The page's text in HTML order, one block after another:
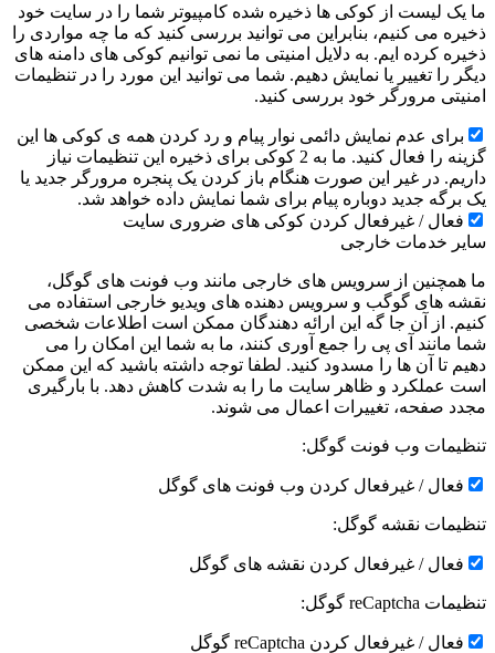
ما یک لیست از کوکی ها ذخیره شده کامپیوتر شما را در سایت خود
ذخیره می کنیم، بنابراین می توانید بررسی کنید که ما چه مواردی را
ذخیره کرده ایم. به دلایل امنیتی ما نمی توانیم کوکی های دامنه های
دیگر را تغییر یا نمایش دهیم. شما می توانید این مورد را در تنظیمات
امنیتی مرورگر خود بررسی کنید.
برای عدم نمایش دائمی نوار پیام و رد کردن همه ی کوکی ها این
گزینه را فعال کنید. ما به 2 کوکی برای ذخیره این تنظیمات نیاز
داریم. در غیر این صورت هنگام باز کردن یک پنجره مرورگر جدید یا
یک برگه جدید دوباره پیام برای شما نمایش داده خواهد شد.
فعال / غیرفعال کردن کوکی های ضروری سایت
سایر خدمات خارجی
ما همچنین از سرویس های خارجی مانند وب فونت های گوگل،
نقشه های گوگب و سرویس دهنده های ویدیو خارجی استفاده می
کنیم. از آن جا گه این ارائه دهندگان ممکن است اطلاعات شخصی
شما مانند آی پی را جمع آوری کنند، ما به شما این امکان را می
دهیم تا آن ها را مسدود کنید. لطفا توجه داشته باشید که این ممکن
است عملکرد و ظاهر سایت ما را به شدت کاهش دهد. با بارگیری
مجدد صفحه، تغییرات اعمال می شوند.
تنظیمات وب فونت گوگل:
فعال / غیرفعال کردن وب فونت های گوگل
تنظیمات نقشه گوگل:
فعال / غیرفعال کردن نقشه های گوگل
تنظیمات reCaptcha گوگل:
فعال / غیرفعال کردن reCaptcha گوگل